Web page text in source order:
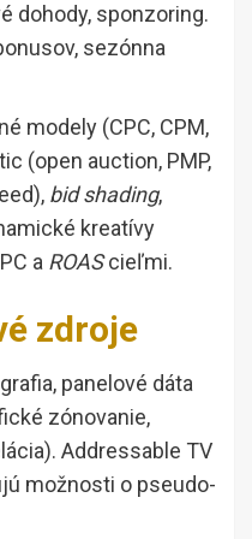
dohody, sponzoring.
sezónna
modely (CPC, CPM,
(open auction, PMP,
bid shading,
kreatívy
a ROAScieľmi.
zdroje
panelové dáta
zónovanie,
Addressable TV
možnosti o pseudo-